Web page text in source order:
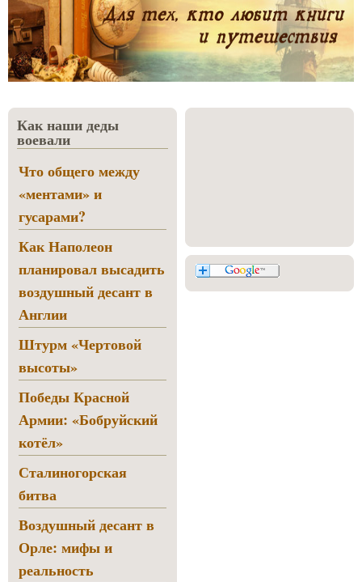
Как наши деды
воевали
Что общего между
«ментами» и
гусарами?
Как Наполеон
планировал высадить
воздушный десант в
Англии
Штурм «Чертовой
высоты»
Победы Красной
Армии: «Бобруйский
котёл»
Сталиногорская
битва
Воздушный десант в
Орле: мифы и
реальность